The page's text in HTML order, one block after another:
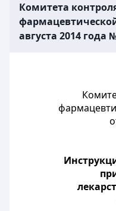
Комитета
августа 2014 года